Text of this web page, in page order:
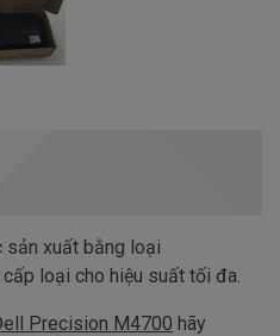
sản xuất bằng loại
loại cho hiệu suất tối đa.
Precision M4700 hãy